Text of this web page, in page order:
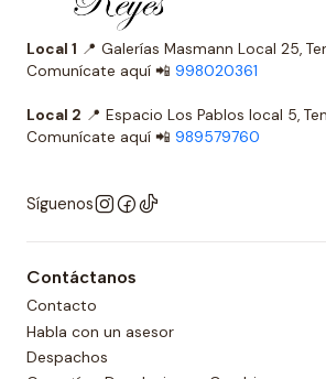
Local 1 📍 Galerías Masmann Local
Comunícate aquí 📲 998020361
Local 2 📍 Espacio Los Pablos
Comunícate aquí 📲 989579760
Síguenos
Contáctanos
Contacto
Habla con un asesor
Despachos